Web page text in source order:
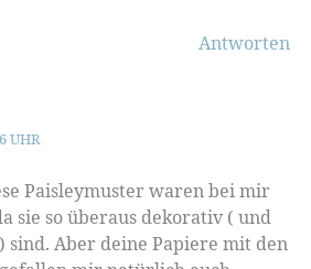
Antworten
UHR
Paisleymuster waren bei mir
sie so überaus dekorativ ( und
sind. Aber deine Papiere mit den